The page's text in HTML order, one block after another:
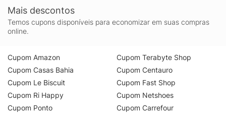
Mais descontos
Temos cupons disponíveis para economizar em suas compras
online.
Cupom Amazon
Cupom Casas Bahia
Cupom Le Biscuit
Cupom Ri Happy
Cupom Ponto
Cupom Terabyte Shop
Cupom Centauro
Cupom Fast Shop
Cupom Netshoes
Cupom Carrefour